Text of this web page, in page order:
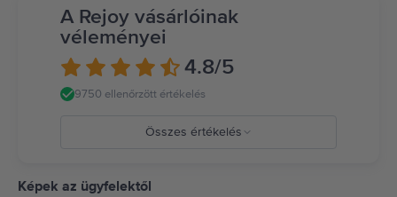
A Rejoy vásárlóinak
véleményei
4.8/5
9750 ellenőrzött értékelés
Összes értékelés
Képek az ügyfelektől